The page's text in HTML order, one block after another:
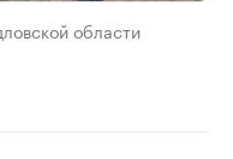
области